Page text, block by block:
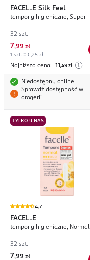
FACELLE Silk Feel
tampony higieniczne, Super
32 szt.
7,99 zł
1 szt. = 0,25 zł
Najniższa cena: 11,49 zł
Niedostępny online
Sprawdź dostępność w
drogerii
TYLKO U NAS
4,7
FACELLE
tampony higieniczne, Normal
32 szt.
7,99 zł